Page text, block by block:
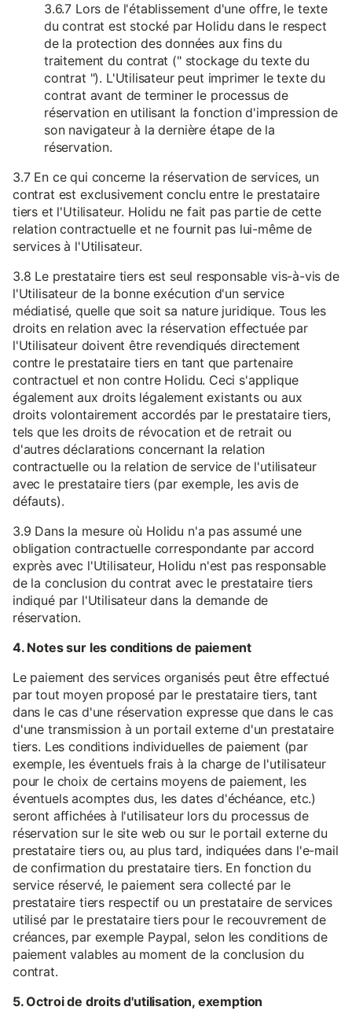
3.6.7 Lors de l'établissement d'une offre, le texte
du contrat est stocké par Holidu dans le respect
de la protection des données aux fins du
traitement du contrat (" stockage du texte du
contrat "). L'Utilisateur peut imprimer le texte du
contrat avant de terminer le processus de
réservation en utilisant la fonction d'impression de
son navigateur à la dernière étape de la
réservation.
3.7 En ce qui concerne la réservation de services, un
contrat est exclusivement conclu entre le prestataire
tiers et l'Utilisateur. Holidu ne fait pas partie de cette
relation contractuelle et ne fournit pas lui-même de
services à l'Utilisateur.
3.8 Le prestataire tiers est seul responsable vis-à-vis de
l'Utilisateur de la bonne exécution d'un service
médiatisé, quelle que soit sa nature juridique. Tous les
droits en relation avec la réservation effectuée par
l'Utilisateur doivent être revendiqués directement
contre le prestataire tiers en tant que partenaire
contractuel et non contre Holidu. Ceci s'applique
également aux droits légalement existants ou aux
droits volontairement accordés par le prestataire tiers,
tels que les droits de révocation et de retrait ou
d'autres déclarations concernant la relation
contractuelle ou la relation de service de l'utilisateur
avec le prestataire tiers (par exemple, les avis de
défauts).
3.9 Dans la mesure où Holidu n'a pas assumé une
obligation contractuelle correspondante par accord
exprès avec l'Utilisateur, Holidu n'est pas responsable
de la conclusion du contrat avec le prestataire tiers
indiqué par l'Utilisateur dans la demande de
réservation.
4. Notes sur les conditions de paiement
Le paiement des services organisés peut être effectué
par tout moyen proposé par le prestataire tiers, tant
dans le cas d'une réservation expresse que dans le cas
d'une transmission à un portail externe d'un prestataire
tiers. Les conditions individuelles de paiement (par
exemple, les éventuels frais à la charge de l'utilisateur
pour le choix de certains moyens de paiement, les
éventuels acomptes dus, les dates d'échéance, etc.)
seront affichées à l'utilisateur lors du processus de
réservation sur le site web ou sur le portail externe du
prestataire tiers ou, au plus tard, indiquées dans l'e-mail
de confirmation du prestataire tiers. En fonction du
service réservé, le paiement sera collecté par le
prestataire tiers respectif ou un prestataire de services
utilisé par le prestataire tiers pour le recouvrement de
créances, par exemple Paypal, selon les conditions de
paiement valables au moment de la conclusion du
contrat.
5. Octroi de droits d'utilisation, exemption